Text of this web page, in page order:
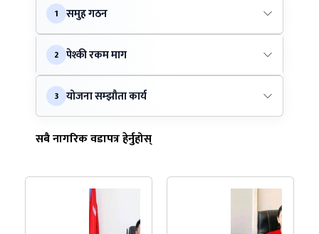
1 समुह गठन
2 पेश्की रकम माग
3 योजना सम्झौता कार्य
सबै नागरिक वडापत्र हेर्नुहोस्